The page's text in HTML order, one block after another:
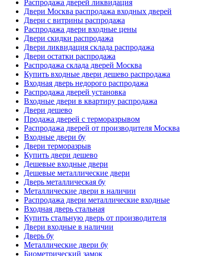
Распродажа дверей ликвидация
Двери Москва распродажа входных дверей
Двери с витрины распродажа
Распродажа двери входные цены
Двери скидки распродажа
Двери ликвидация склада распродажа
Двери остатки распродажа
Распродажа склада дверей Москва
Купить входные двери дешево распродажа
Входная дверь недорого распродажа
Распродажа дверей установка
Входные двери в квартиру распродажа
Двери дешево
Продажа дверей с терморазрывом
Распродажа дверей от производителя Москва
Входные двери бу
Двери терморазрыв
Купить двери дешево
Дешевые входные двери
Дешевые металлические двери
Дверь металлическая бу
Металлические двери в наличии
Распродажа двери металлические входные
Входная дверь стальная
Купить стальную дверь от производителя
Двери входные в наличии
Дверь бу
Металлические двери бу
Биометрический замок